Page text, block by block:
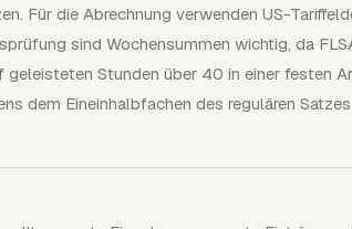
Für die Abrechnung verwenden US-
sind Wochensummen wichtig, da
geleisteten Stunden über 40 in einer festen
dem Eineinhalbfachen des regulären